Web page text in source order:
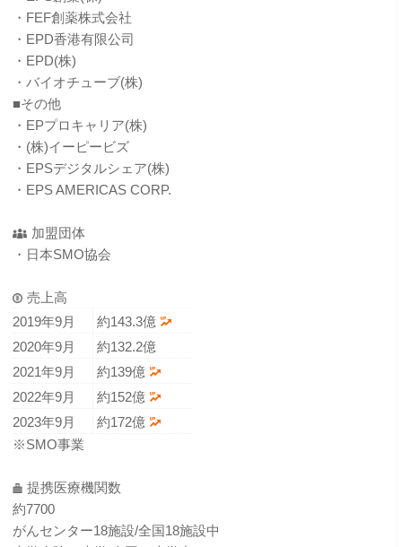
・FEF創薬株式会社
・EPD香港有限公司
・EPD(株)
・バイオチューブ(株)
■その他
・EPプロキャリア(株)
・(株)イーピービズ
・EPSデジタルシェア(株)
・EPS AMERICAS CORP.
加盟団体
・日本SMO協会
売上高
2019年9月
約143.3億
2020年9月
約132.2億
2021年9月
約139億
2022年9月
約152億
2023年9月
約172億
※SMO事業
提携医療機関数
約7700
がんセンター18施設/全国18施設中